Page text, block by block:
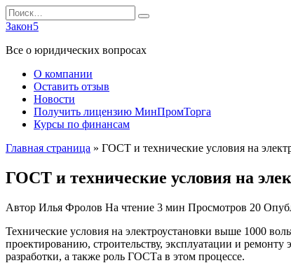
Перейти
к
Search
for:
Закон5
Все о юридических вопросах
О компании
Оставить отзыв
Новости
Получить лицензию МинПромТорга
Курсы по финансам
Главная страница » ГОСТ и технические условия на
ГОСТ и технические условия на
Автор Илья Фролов На чтение 3 мин Просмотров 20
Технические условия на электроустановки выше 1000
проектированию, строительству, эксплуатации и
разработки, а также роль ГОСТа в этом процессе.